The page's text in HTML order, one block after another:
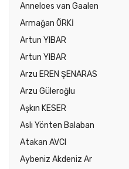
Anneloes van Gaalen
Armağan ÖRKİ
Artun YIBAR
Artun YIBAR
Arzu EREN ŞENARAS
Arzu Güleroğlu
Aşkın KESER
Aslı Yönten Balaban
Atakan AVCI
Aybeniz Akdeniz Ar